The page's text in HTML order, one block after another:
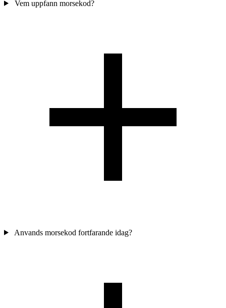
Vem uppfann morsekod?
Anvands morsekod fortfarande idag?